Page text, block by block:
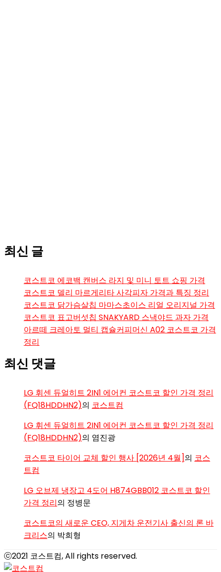
최신 글
코스트코 에코백 캔버스 라지 및 미니 토트 쇼핑 가격
코스트코 델리 마르게리타 사각피자 가격과 특징 정리
코스트코 닭가슴살칩 마마스초이스 리얼 오리지널 가격
코스트코 표고버섯칩 SNAKYARD 스낵야드 과자 가격
아르떼 크레아토 멀티 캡슐커피머신 A02 코스트코 가격
정리
최신 댓글
LG 휘센 듀얼히트 2IN1 에어컨 코스트코 할인 가격 정리
(FQ18HDDHN2)의 코스트컴
LG 휘센 듀얼히트 2IN1 에어컨 코스트코 할인 가격 정리
(FQ18HDDHN2)의 염진광
코스트코 타이어 교체 할인 행사 [2026년 4월]의 코스
트컴
LG 오브제 냉장고 4도어 H874GBB012 코스트코 할인
가격 정리의 정병문
코스트코의 새로운 CEO, 지게차 운전기사 출신의 론 바
크리스의 박희형
ⓒ2021 코스트컴, All rights reserved.